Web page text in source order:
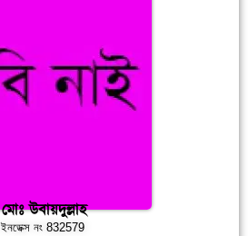
মোঃ উবায়দুল্লাহ
ইনডেক্স নং 832579